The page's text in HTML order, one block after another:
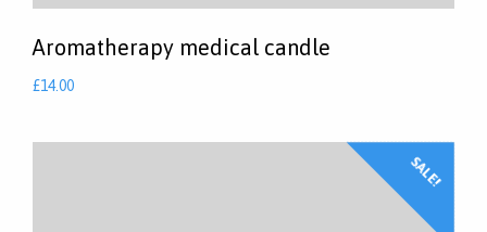
Aromatherapy medical candle
£14.00
SALE!